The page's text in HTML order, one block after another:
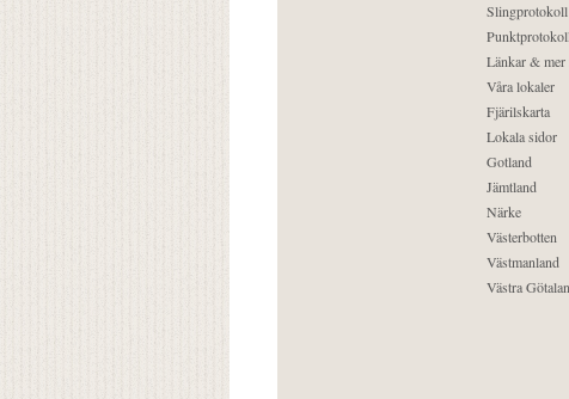
Slingprotokoll
Länkar &
Våra lokaler
Fjärilskarta
Lokala sidor
Gotland
Jämtland
Närke
Västerbotten
Västmanland
Västra